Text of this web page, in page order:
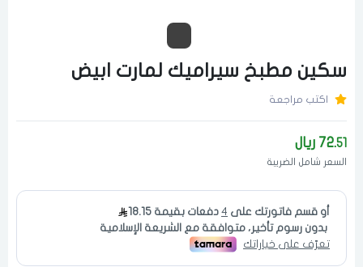
سكين مطبخ سيراميك لمارت ابيض
اكتب مراجعة
72.51 ريال
السعر شامل الضريبة